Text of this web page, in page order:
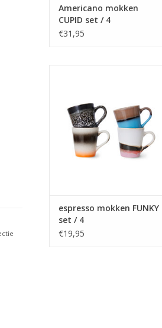
Americano mokken
CUPID set / 4
€31,95
TOEVOEGEN AAN WINKELWAGEN
espresso mokken FUNKY
set / 4
€19,95